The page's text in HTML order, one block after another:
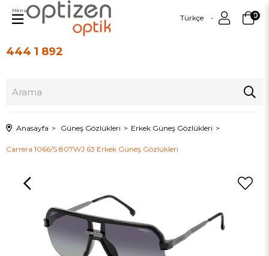
444 1 892
Türkçe 0
Menu
Anasayfa Güneş Gözlükleri Erkek Güneş Gözlükleri
Carrera 1066/S 807WJ 63 Erkek Güneş Gözlükleri